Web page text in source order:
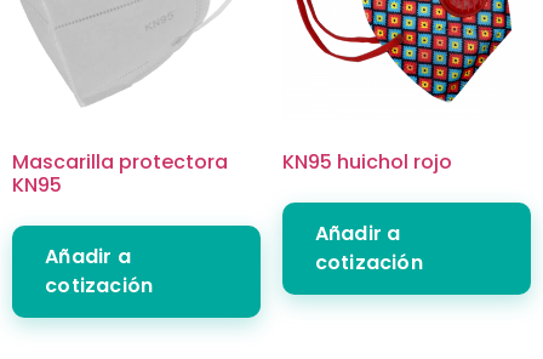
Mascarilla protectora
KN95
Añadir a
cotización
KN95 huichol rojo
Añadir a
cotización